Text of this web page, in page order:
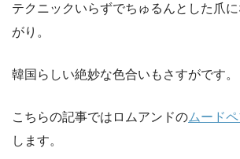
テクニックいらずでちゅるんとした爪
がり。
韓国らしい絶妙な色合いもさすがです。
こちらの記事ではロムアンドのムード
します。